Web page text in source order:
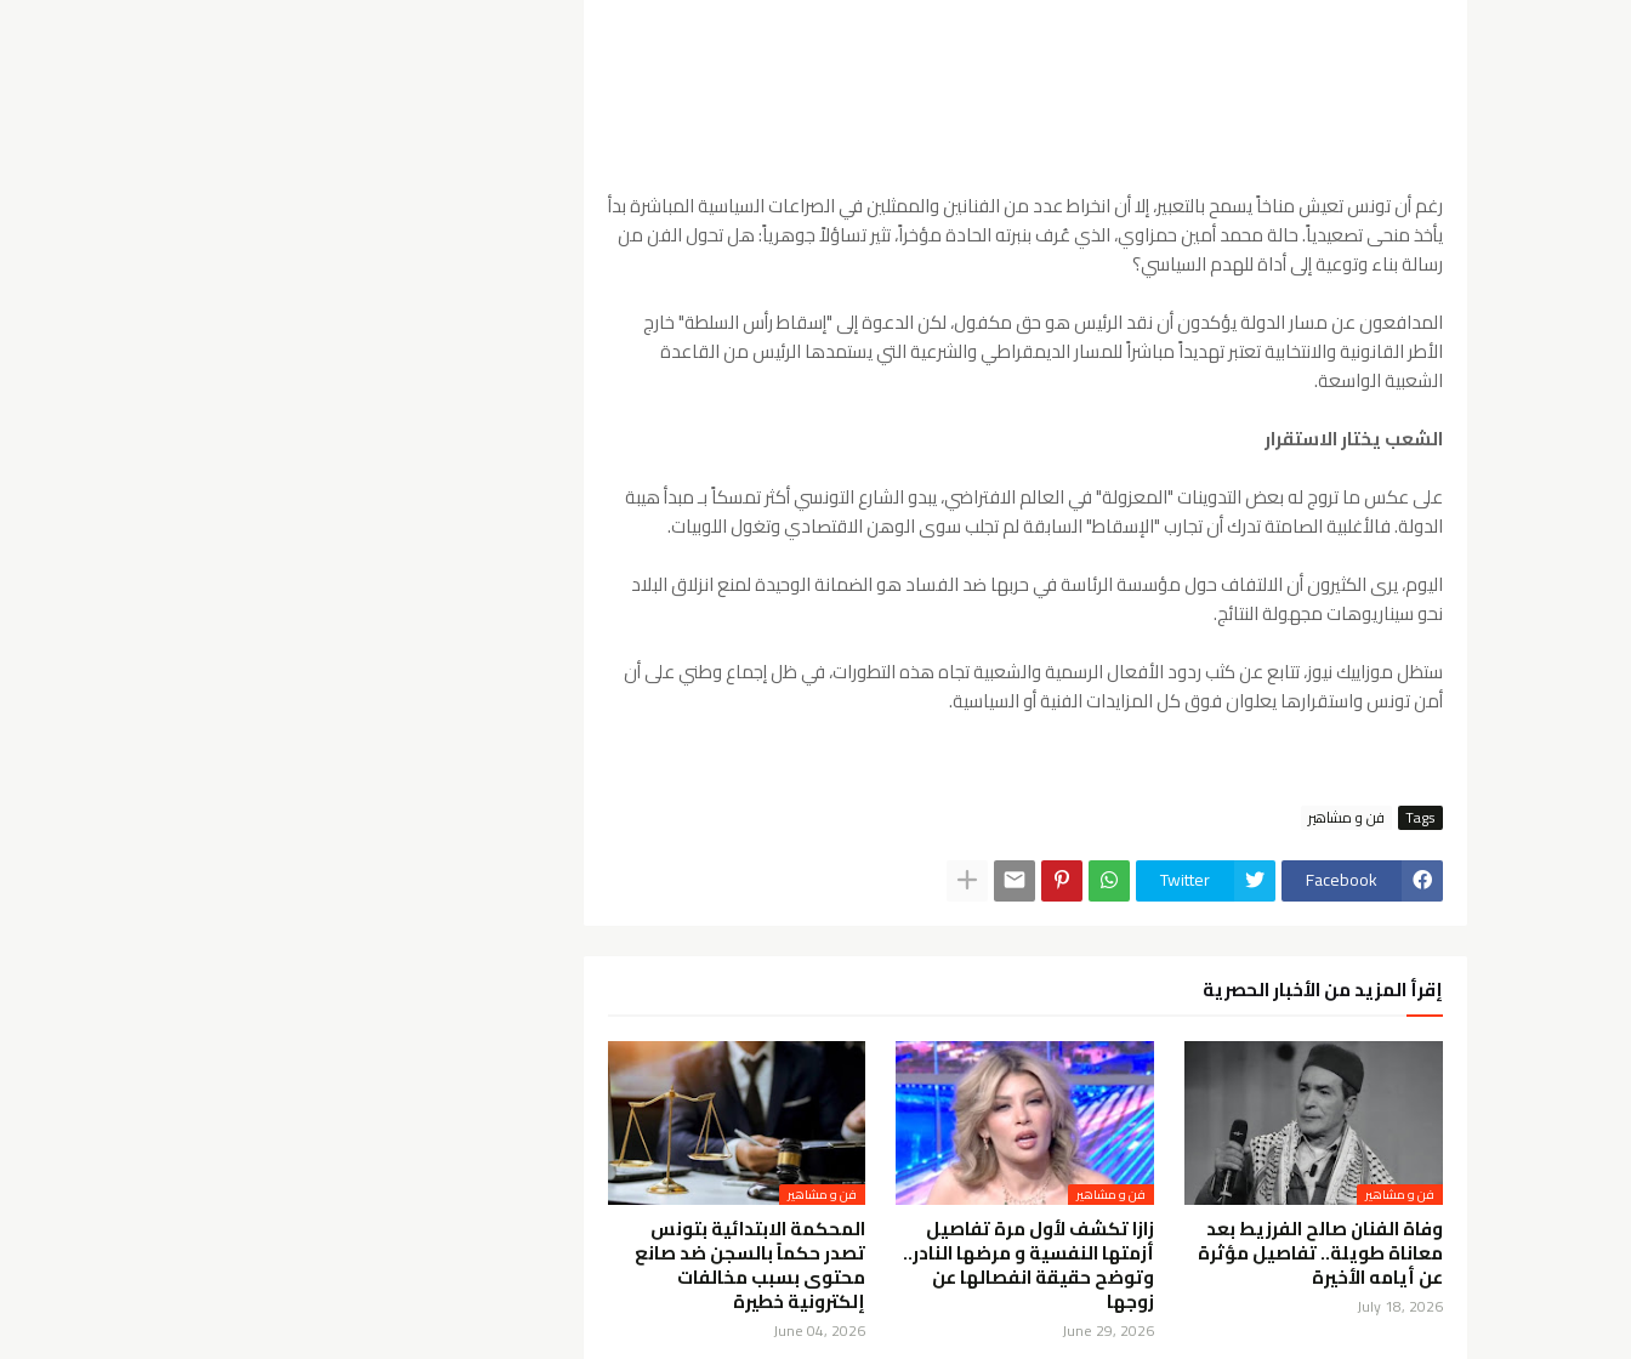
رغم أن تونس تعيش مناخاً يسمح بالتعبير، إلا أن انخراط عدد من الفنانين والممثلين في الصراعات السياسية المباشرة بدأ
يأخذ منحى تصعيدياً. حالة محمد أمين حمزاوي، الذي عُرف بنبرته الحادة مؤخراً، تثير تساؤلاً جوهرياً: هل تحول الفن من
رسالة بناء وتوعية إلى أداة للهدم السياسي؟
المدافعون عن مسار الدولة يؤكدون أن نقد الرئيس هو حق مكفول، لكن الدعوة إلى "إسقاط رأس السلطة" خارج
الأطر القانونية والانتخابية تعتبر تهديداً مباشراً للمسار الديمقراطي والشرعية التي يستمدها الرئيس من القاعدة
الشعبية الواسعة.
الشعب يختار الاستقرار
على عكس ما تروج له بعض التدوينات "المعزولة" في العالم الافتراضي، يبدو الشارع التونسي أكثر تمسكاً بـ مبدأ هيبة
الدولة. فالأغلبية الصامتة تدرك أن تجارب "الإسقاط" السابقة لم تجلب سوى الوهن الاقتصادي وتغول اللوبيات.
اليوم، يرى الكثيرون أن الالتفاف حول مؤسسة الرئاسة في حربها ضد الفساد هو الضمانة الوحيدة لمنع انزلاق البلاد
نحو سيناريوهات مجهولة النتائج.
ستظل موزاييك نيوز، تتابع عن كثب ردود الأفعال الرسمية والشعبية تجاه هذه التطورات، في ظل إجماع وطني على أن
أمن تونس واستقرارها يعلوان فوق كل المزايدات الفنية أو السياسية.
Tags فن و مشاهير
Facebook
Twitter
إقرأ المزيد من الأخبار الحصرية
فن و مشاهير
وفاة الفنان صالح الفرزيط بعد
معاناة طويلة.. تفاصيل مؤثرة
عن أيامه الأخيرة
July 18, 2026
فن و مشاهير
زازا تكشف لأول مرة تفاصيل
أزمتها النفسية و مرضها النادر..
وتوضح حقيقة انفصالها عن
زوجها
June 29, 2026
فن و مشاهير
المحكمة الابتدائية بتونس
تصدر حكماً بالسجن ضد صانع
محتوى بسبب مخالفات
إلكترونية خطيرة
June 04, 2026